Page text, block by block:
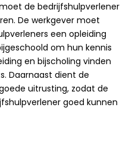
de bedrijfshulpverlener
De werkgever moet
een opleiding
om hun kennis
en bijscholing vinden
Daarnaast dient de
uitrusting, zodat de
goed kunnen